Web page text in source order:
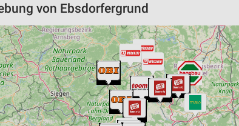
von Ebsdorfergrund